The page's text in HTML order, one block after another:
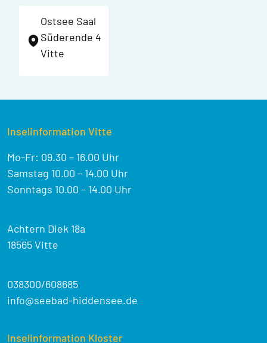
Ostsee Saal
Süderende 4
Vitte
Inselinformation Vitte
Mo-Fr: 09.30 – 16.00 Uhr
Samstag 10.00 – 14.00 Uhr
Sonntags 10.00 – 14.00 Uhr
Achtern Diek 18a
18565 Vitte
038300/608685
info@seebad-hiddensee.de
Inselinformation Kloster